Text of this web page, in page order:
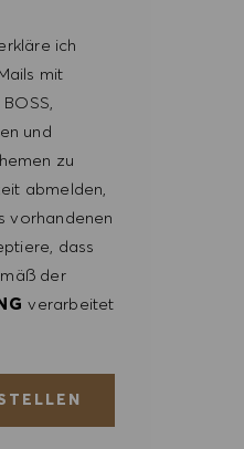
ich
mit
und
zu
abmelden,
vorhandenen
dass
der
verarbeitet